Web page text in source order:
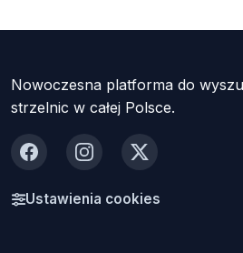
Nowoczesna platforma do
strzelnic w całej Polsce.
FacebookInstagram
X
Ustawienia cookies